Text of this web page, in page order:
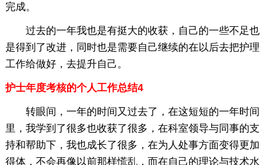
完成。
过去的一年我也是有挺大的收获，自己的一些不足也
是得到了改进，同时也是需要自己继续的在以后去把护理
工作给做好，去提升自己。
护士年度考核的个人工作总结4
转眼间，一年的时间又过去了，在这短短的一年时间
里，我学到了很多也收获了很多，在科室领导与同事的支
持和帮助下，我也成长了很多，在为人处事方面变得更加
得体，不会再像以前那样慌乱，而在自己的理论与技术水